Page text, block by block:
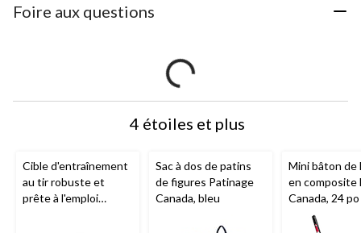
Foire aux questions
4 étoiles et plus
Cible d'entraînement
au tir robuste et
prête à l'emploi
Sac à dos de patins
de figures Patinage
Canada, bleu
Mini bâton de
en composite
Canada, 24 po